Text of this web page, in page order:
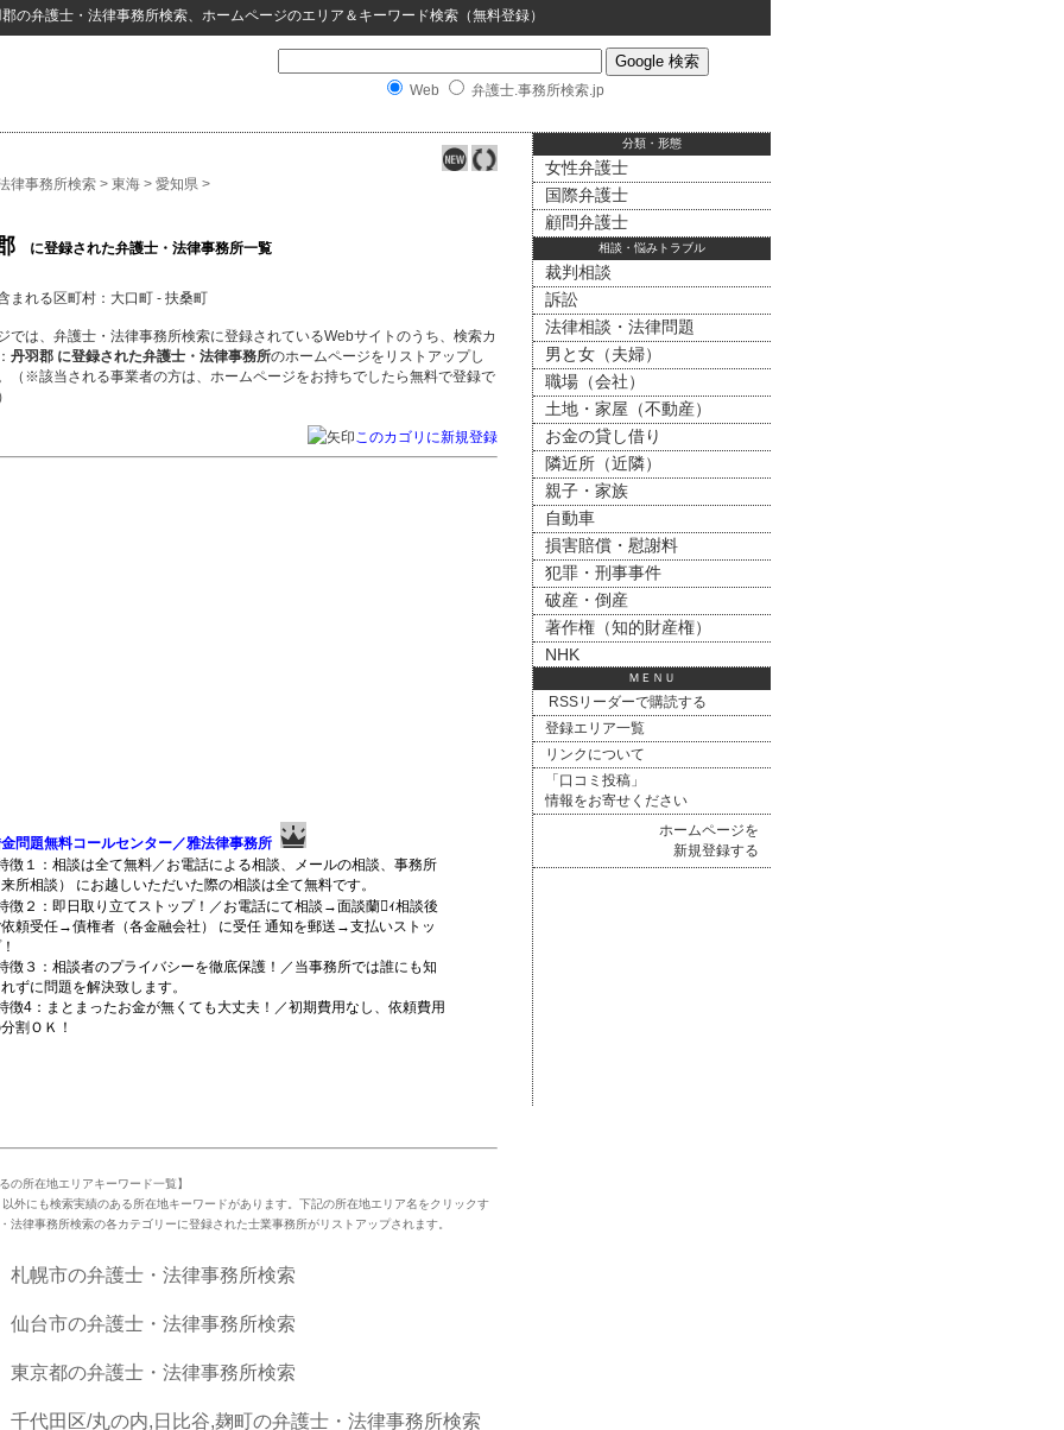
の弁護士・法律事務所検索、ホームページのエリア＆キーワード検索（無料登録）
Web 弁護士.事務所検索.jp
律事務所検索 > 東海 > 愛知県 >
に登録された弁護士・法律事務所一覧
まれる区町村：大口町 - 扶桑町
では、弁護士・法律事務所検索に登録されているWebサイトのうち、検索カ
丹羽郡 に登録された弁護士・法律事務所のホームページをリストアップし
（※該当される事業者の方は、ホームページをお持ちでしたら無料で登録で
このカゴリに新規登録
問題無料コールセンター／雅法律事務所
徴１：相談は全て無料／お電話による相談、メールの相談、事務所
来所相談） にお越しいただいた際の相談は全て無料です。
徴２：即日取り立てストップ！／お電話にて相談→面談蘭ｨ相談後
依頼受任→債権者（各金融会社） に受任 通知を郵送→支払いストッ
徴３：相談者のプライバシーを徹底保護！／当事務所では誰にも知
れずに問題を解決致します。
徴4：まとまったお金が無くても大丈夫！／初期費用なし、依頼費用
割ＯＫ！
の所在地エリアキーワード一覧】
以外にも検索実績のある所在地キーワードがあります。下記の所在地エリア名をクリックす
法律事務所検索の各カテゴリーに登録された士業事務所がリストアップされます。
札幌市の弁護士・法律事務所検索
仙台市の弁護士・法律事務所検索
東京都の弁護士・法律事務所検索
千代田区/丸の内,日比谷,麹町の弁護士・法律事務所検索
分類・形態
女性弁護士
国際弁護士
顧問弁護士
相談・悩みトラブル
裁判相談
訴訟
法律相談・法律問題
男と女（夫婦）
職場（会社）
土地・家屋（不動産）
お金の貸し借り
隣近所（近隣）
親子・家族
自動車
損害賠償・慰謝料
犯罪・刑事事件
破産・倒産
著作権（知的財産権）
NHK
ＭＥＮＵ
RSSリーダーで購読する
登録エリア一覧
リンクについて
「口コミ投稿」
情報をお寄せください
ホームページを
新規登録する